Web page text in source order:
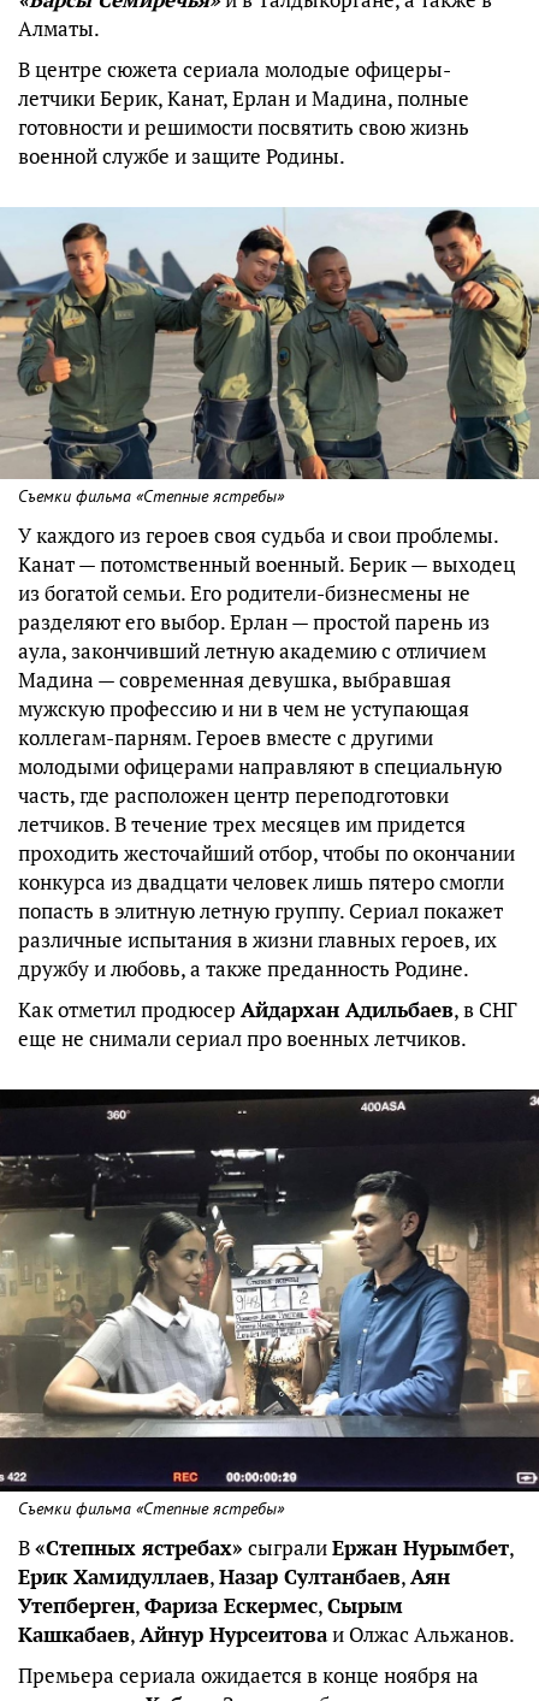
Алматы.
В центре сюжета сериала молодые офицеры-
летчики Берик, Канат, Ерлан и Мадина, полные
готовности и решимости посвятить свою жизнь
военной службе и защите Родины.
Съемки фильма «Степные ястребы»
У каждого из героев своя судьба и свои проблемы.
Канат — потомственный военный. Берик — выходец
из богатой семьи. Его родители-бизнесмены не
разделяют его выбор. Ерлан — простой парень из
аула, закончивший летную академию с отличием
Мадина — современная девушка, выбравшая
мужскую профессию и ни в чем не уступающая
коллегам-парням. Героев вместе с другими
молодыми офицерами направляют в специальную
часть, где расположен центр переподготовки
летчиков. В течение трех месяцев им придется
проходить жесточайший отбор, чтобы по окончании
конкурса из двадцати человек лишь пятеро смогли
попасть в элитную летную группу. Сериал покажет
различные испытания в жизни главных героев, их
дружбу и любовь, а также преданность Родине.
Как отметил продюсер Айдархан Адильбаев, в СНГ
еще не снимали сериал про военных летчиков.
Съемки фильма «Степные ястребы»
В«Степных ястребах» сыгралиЕржан Нурымбет,
Ерик Хамидуллаев,Назар Султанбаев,Аян
Утепберген,Фариза Ескермес,Сырым
Кашкабаев,Айнур Нурсеитоваи Олжас Альжанов.
Премьера сериала ожидается в конце ноября на